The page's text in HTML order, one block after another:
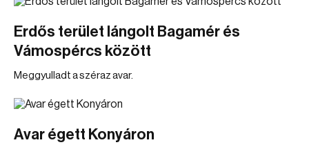
Erdős terület lángolt Bagamér és
Vámospércs között
Meggyulladt a széraz avar.
Avar égett Konyáron